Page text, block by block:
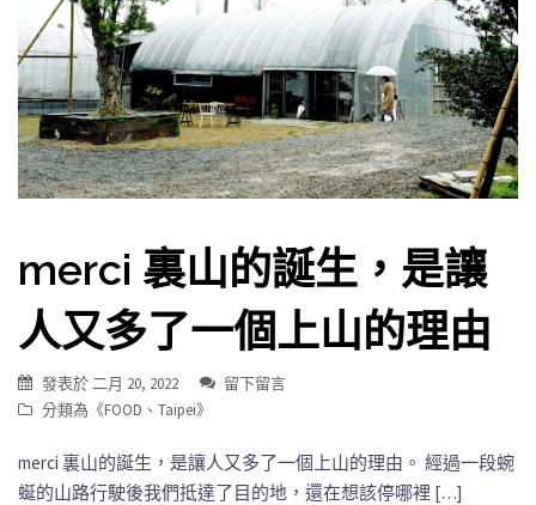
merci 裏山的誕生，是讓
人又多了一個上山的理由
發表於二月 20, 2022
留下留言
分類為《FOOD 、 Taipei》
merci 裏山的誕生，是讓人又多了一個上山的理由。 經過一段蜿
蜒的山路行駛後我們抵達了目的地，還在想該停哪裡 […]